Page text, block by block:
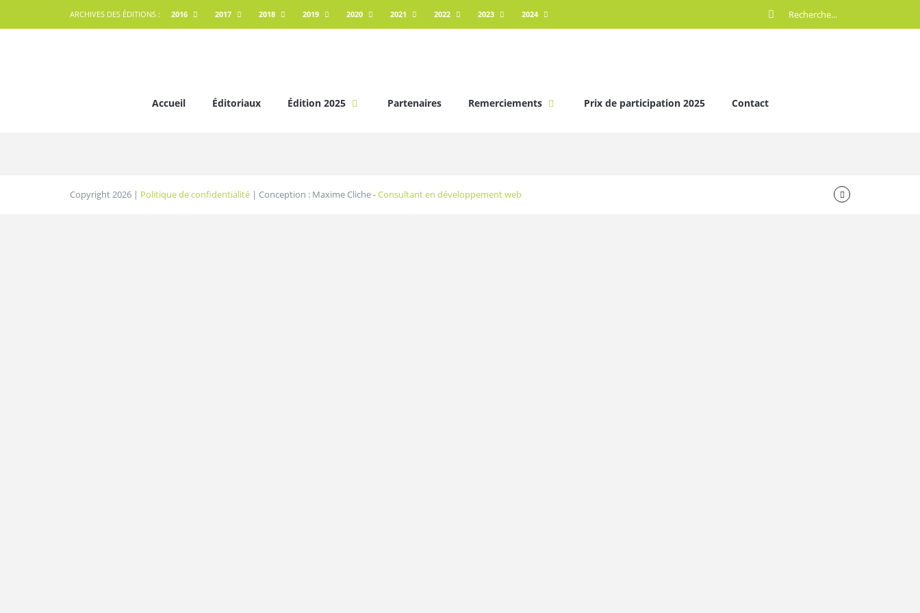
ARCHIVES DES ÉDITIONS : 2016 2017 2018 2019 2020 2021 2022 2023 2024
Accueil Éditoriaux Édition 2025 Partenaires Remerciements Prix de participation 2025 Contact
Copyright 2026 | Politique de confidentialité | Conception : Maxime Cliche -Consultant en développement web